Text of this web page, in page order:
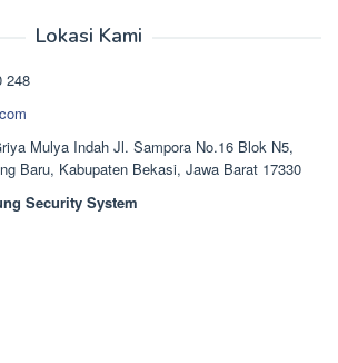
Rp1.378.000.
Lokasi Kami
248
Mulya Indah Jl. Sampora No.16 Blok N5,
Baru, Kabupaten Bekasi, Jawa Barat 17330
Security System